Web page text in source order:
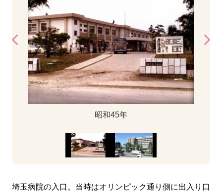
昭和45年
埼玉病院の入口。当時はオリンピック通り側に出入り口